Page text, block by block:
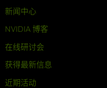
新闻中心
NVIDIA 博客
在线研讨会
获得最新信息
近期活动